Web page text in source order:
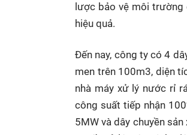
lược bảo vệ môi trường
hiệu quả.
Đến nay, công ty có 4
men trên 100m3, diện
nhà máy xử lý nước rỉ
công suất tiếp nhận
5MW và dây chuyền